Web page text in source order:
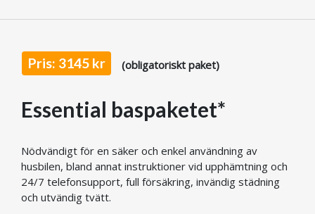
Pris: 3145 kr (obligatoriskt paket)
Essential baspaketet*
Nödvändigt för en säker och enkel användning av
husbilen, bland annat instruktioner vid upphämtning och
24/7 telefonsupport, full försäkring, invändig städning
och utvändig tvätt.